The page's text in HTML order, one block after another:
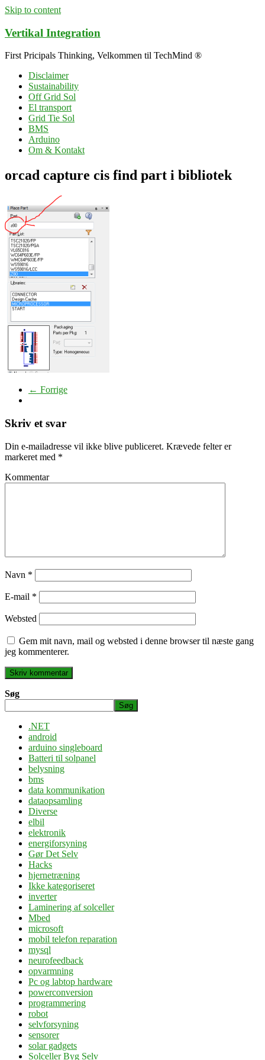
Skip to content
Vertikal Integration
First Pricipals Thinking, Velkommen til TechMind ®
Disclaimer
Sustainability
Off Grid Sol
El transport
Grid Tie Sol
BMS
Arduino
Om & Kontakt
orcad capture cis find part i bibliotek
← Forrige
Skriv et svar
Din e-mailadresse vil ikke blive publiceret. Krævede felter er
markeret med *
Kommentar
Navn *
E-mail *
Websted
Gem mit navn, mail og websted i denne browser til næste gang
jeg kommenterer.
Søg
Søg
.NET
android
arduino singleboard
Batteri til solpanel
belysning
bms
data kommunikation
dataopsamling
Diverse
elbil
elektronik
energiforsyning
Gør Det Selv
Hacks
hjernetræning
Ikke kategoriseret
inverter
Laminering af solceller
Mbed
microsoft
mobil telefon reparation
mysql
neurofeedback
opvarmning
Pc og labtop hardware
powerconversion
programmering
robot
selvforsyning
sensorer
solar gadgets
Solceller Byg Selv